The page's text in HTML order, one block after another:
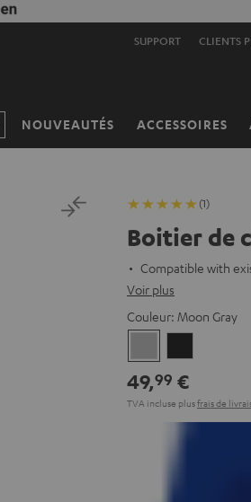
SUPPORT CLIENTS
NOUVEAUTÉS ACCESSOIRES
(1)
Boitier de
Compatible with
Voir plus
Couleur: Moon Gray
Gray
49,99 €
TVA incluse plusfrais de